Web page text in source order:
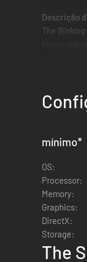
Descrição
The
Um
Gere a
mínimo*
OS:
Processor:
Memory:
Graphics:
DirectX:
Storage:
The